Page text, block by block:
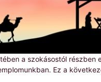
a szokásostól részben
Ez a